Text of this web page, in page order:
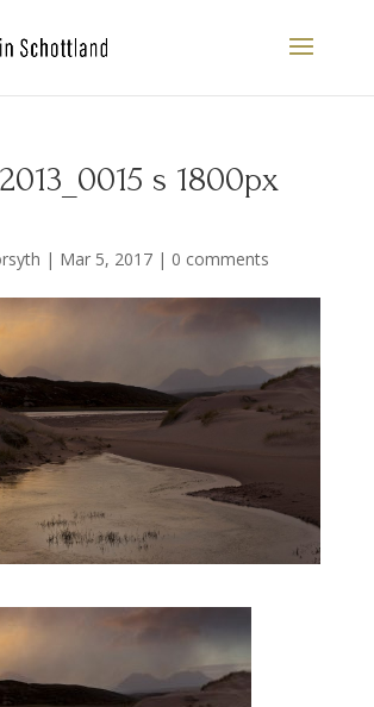
s 1800px
| Mar 5, 2017| 0 comments